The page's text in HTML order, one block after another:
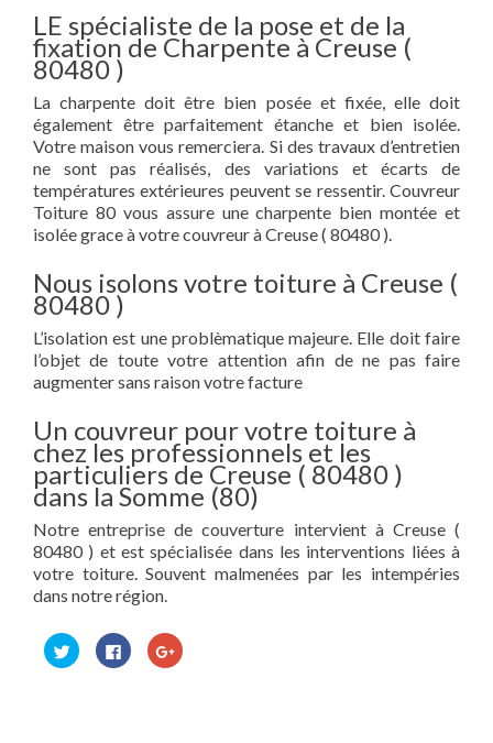
LE spécialiste de la pose et de la
fixation de Charpente à Creuse (
80480 )
La charpente doit être bien posée et fixée, elle doit
également être parfaitement étanche et bien isolée.
Votre maison vous remerciera. Si des travaux d’entretien
ne sont pas réalisés, des variations et écarts de
températures extérieures peuvent se ressentir. Couvreur
Toiture 80 vous assure une charpente bien montée et
isolée grace à votre couvreur à Creuse ( 80480 ).
Nous isolons votre toiture à Creuse (
80480 )
L’isolation est une problèmatique majeure. Elle doit faire
l’objet de toute votre attention afin de ne pas faire
augmenter sans raison votre facture
Un couvreur pour votre toiture à
chez les professionnels et les
particuliers de Creuse ( 80480 )
dans la Somme (80)
Notre entreprise de couverture intervient à Creuse (
80480 ) et est spécialisée dans les interventions liées à
votre toiture. Souvent malmenées par les intempéries
dans notre région.
Cliquez
pour
partager
Cliquez
pour
partager
Cliquez
pour